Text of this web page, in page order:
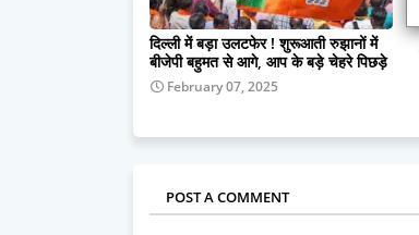
दिल्ली में बड़ा उलटफेर ! शुरूआती रुझानों में
बीजेपी बहुमत से आगे, आप के बड़े चेहरे पिछड़े
February 07, 2025
POST A COMMENT